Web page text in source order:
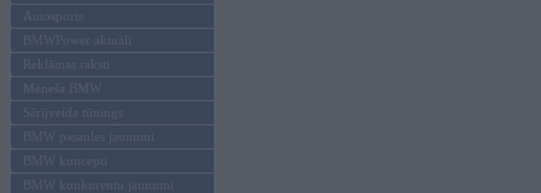
Autosports
BMWPower aktuāli
Reklāmas raksti
Mēneša BMW
Sērijveida tūnings
BMW pasaules jaunumi
BMW koncepti
BMW konkurentu jaunumi